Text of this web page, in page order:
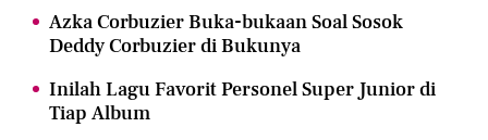
Azka Corbuzier Buka-bukaan Soal Sosok
Deddy Corbuzier di Bukunya
Inilah Lagu Favorit Personel Super Junior di
Tiap Album